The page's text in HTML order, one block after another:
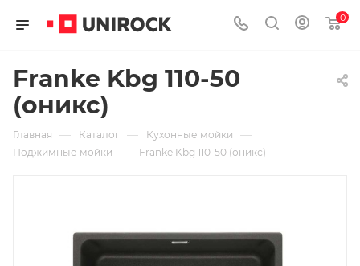
0
Franke Kbg 110-50
(оникс)
Главная — Каталог — Кухонные мойки —
Поджимные мойки — Franke Kbg 110-50 (оникс)